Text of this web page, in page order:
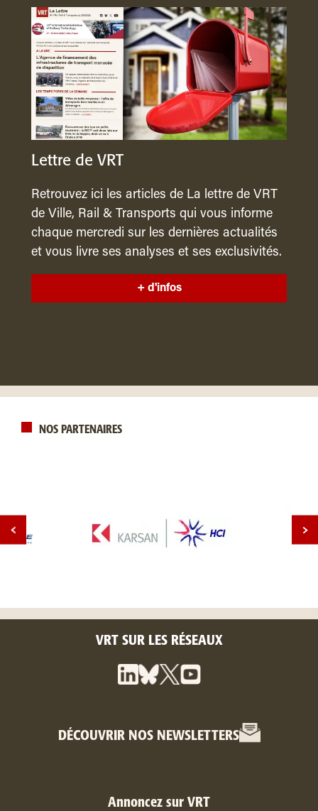
Lettre de VRT
Retrouvez ici les articles de La lettre de VRT
de Ville, Rail & Transports qui vous informe
chaque mercredi sur les dernières actualités
et vous livre ses analyses et ses exclusivités.
+ d'infos
NOS PARTENAIRES
VRT SUR LES RÉSEAUX
DÉCOUVRIR NOS NEWSLETTERS
Annoncez sur VRT